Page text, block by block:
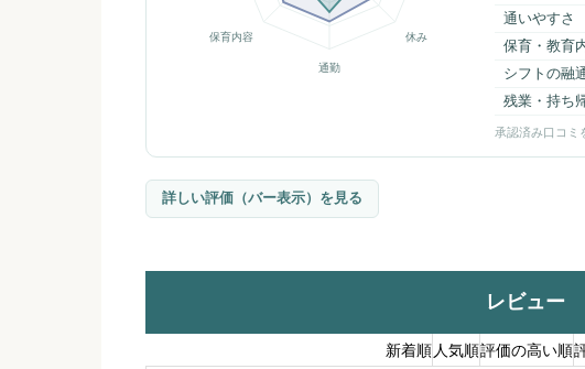
休み
通勤
保育内容
通いやすさ
保育・教育
シフトの融
残業・持ち
承認済み口コミ
詳しい評価（バー表示）を見る
レビュー
新着順 人気順評価の高い順